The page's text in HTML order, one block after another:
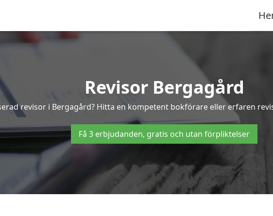
Revisor Bergagård
revisor i Bergagård? Hitta en kompetent bokförare eller erfaren
Få 3 erbjudanden, gratis och utan förpliktelser